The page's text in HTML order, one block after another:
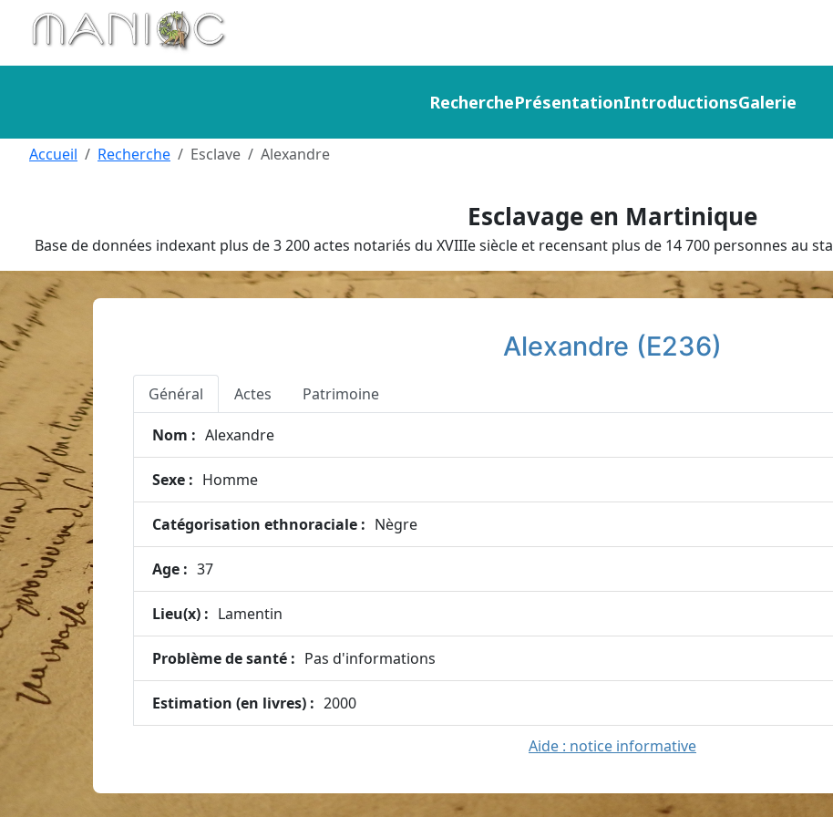
Aller au contenu principal
RecherchePrésentationIntroductionsGalerie
Esclavage en Martinique
Base de données indexant plus de 3 200 actes notariés du XVIIIe siècle et recensant plus de 14 700 personnes au
Accueil Recherche Esclave Alexandre
Alexandre (E236)
Général Actes Patrimoine
Nom : Alexandre
Sexe : Homme
Catégorisation ethnoraciale : Nègre
Age : 37
Lieu(x) : Lamentin
Problème de santé : Pas d'informations
Estimation (en livres) : 2000
Aide : notice informative